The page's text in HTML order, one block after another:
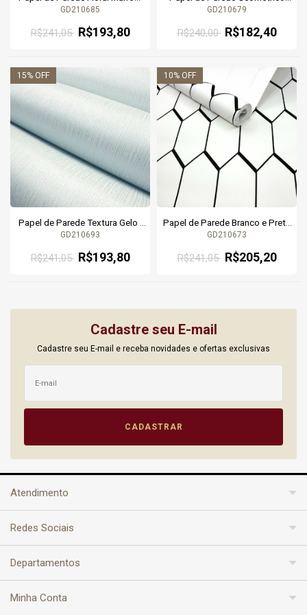
com Fio Cobre - 9,5 metros |
Grátis
GD210685
R$241,05 R$193,80
Cinza Escuro com Fio Rose Gold
Gold | Cola Grátis
GD210679
R$240,00 R$182,40
15% OFF
Papel de Parede Textura Gelo -
9,5 metros | 210693 - Coleção
GD210693
R$241,05 R$193,80
10% OFF
Papel de Parede Branco e Preto
Geométrico Fosco - 9,5 metros |
Grátis
GD210673
R$241,05 R$205,20
Cadastre seu E-mail
Cadastre seu E-mail e receba novidades e ofertas exclusivas
Atendimento
Redes Sociais
Departamentos
Minha Conta